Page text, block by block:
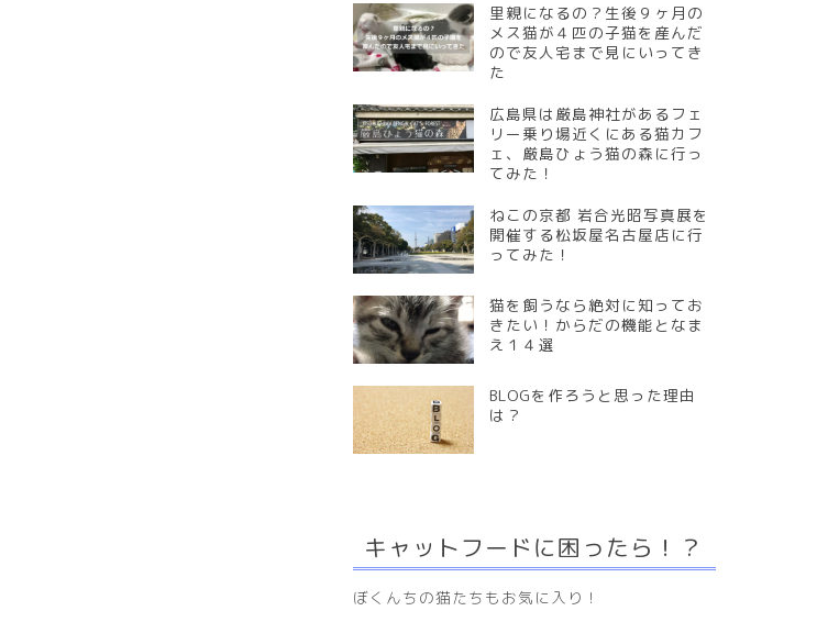
里親になるの？生後９ヶ月の
メス猫が４匹の子猫を産んだ
ので友人宅まで見にいってき
た
広島県は厳島神社があるフェ
リー乗り場近くにある猫カフ
ェ、厳島ひょう猫の森に行っ
てみた！
ねこの京都 岩合光昭写真展を
開催する松坂屋名古屋店に行
ってみた！
猫を飼うなら絶対に知ってお
きたい！からだの機能となま
え１４選
BLOGを作ろうと思った理由
は？
キャットフードに困ったら！？
ぼくんちの猫たちもお気に入り！